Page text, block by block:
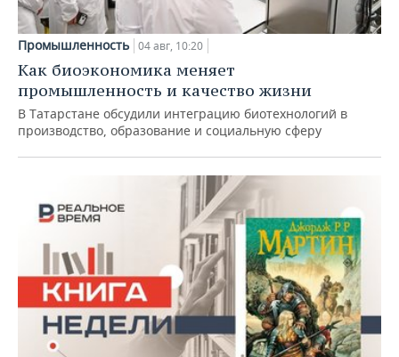
Промышленность 04 авг, 10:20
Как биоэкономика меняет
промышленность и качество жизни
В Татарстане обсудили интеграцию биотехнологий в
производство, образование и социальную сферу